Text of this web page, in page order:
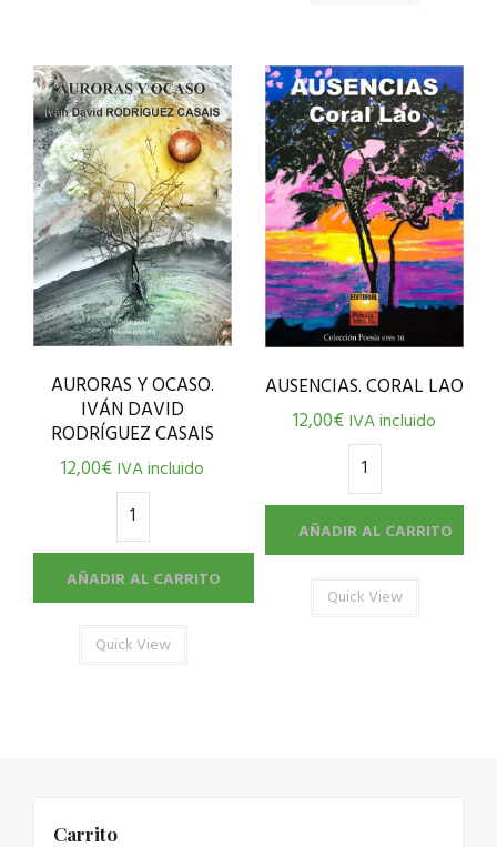
AURORAS Y OCASO.
IVÁN DAVID
RODRÍGUEZ CASAIS
12,00€IVA incluido
AÑADIR AL CARRITO
Quick View
AUSENCIAS. CORAL LAO
12,00€IVA incluido
AÑADIR AL CARRITO
Quick View
Carrito